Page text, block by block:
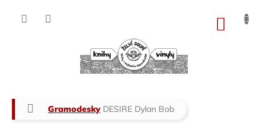
Domů
Gramodesky DESIRE Dylan Bob